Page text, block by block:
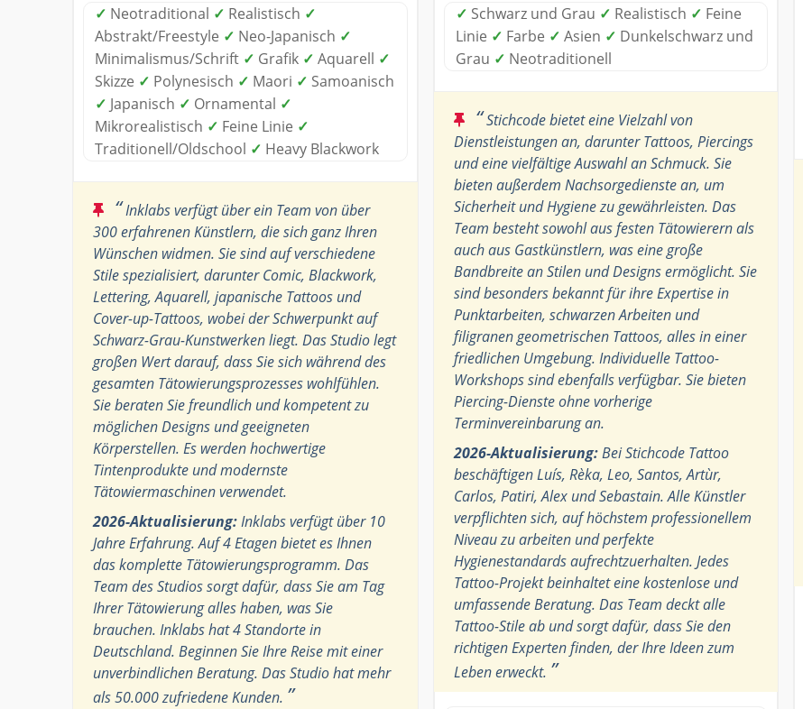
✓ Neotraditional ✓ Realistisch ✓
Abstrakt/Freestyle ✓ Neo-Japanisch ✓
Minimalismus/Schrift ✓ Grafik ✓ Aquarell ✓
Skizze ✓ Polynesisch ✓ Maori ✓ Samoanisch
✓ Japanisch ✓ Ornamental ✓
Mikrorealistisch ✓ Feine Linie ✓
Traditionell/Oldschool ✓ Heavy Blackwork
“Inklabs verfügt über ein Team von über
300 erfahrenen Künstlern, die sich ganz Ihren
Wünschen widmen. Sie sind auf verschiedene
Stile spezialisiert, darunter Comic, Blackwork,
Lettering, Aquarell, japanische Tattoos und
Cover-up-Tattoos, wobei der Schwerpunkt auf
Schwarz-Grau-Kunstwerken liegt. Das Studio legt
großen Wert darauf, dass Sie sich während des
gesamten Tätowierungsprozesses wohlfühlen.
Sie beraten Sie freundlich und kompetent zu
möglichen Designs und geeigneten
Körperstellen. Es werden hochwertige
Tintenprodukte und modernste
Tätowiermaschinen verwendet.
2026-Aktualisierung:Inklabs verfügt über 10
Jahre Erfahrung. Auf 4 Etagen bietet es Ihnen
das komplette Tätowierungsprogramm. Das
Team des Studios sorgt dafür, dass Sie am Tag
Ihrer Tätowierung alles haben, was Sie
brauchen. Inklabs hat 4 Standorte in
Deutschland. Beginnen Sie Ihre Reise mit einer
unverbindlichen Beratung. Das Studio hat mehr
als 50.000 zufriedene Kunden. ”
✓ Schwarz und Grau ✓ Realistisch ✓ Feine
Linie ✓ Farbe ✓ Asien ✓ Dunkelschwarz und
Grau ✓ Neotraditionell
“Stichcode bietet eine Vielzahl von
Dienstleistungen an, darunter Tattoos, Piercings
und eine vielfältige Auswahl an Schmuck. Sie
bieten außerdem Nachsorgedienste an, um
Sicherheit und Hygiene zu gewährleisten. Das
Team besteht sowohl aus festen Tätowierern als
auch aus Gastkünstlern, was eine große
Bandbreite an Stilen und Designs ermöglicht. Sie
sind besonders bekannt für ihre Expertise in
Punktarbeiten, schwarzen Arbeiten und
filigranen geometrischen Tattoos, alles in einer
friedlichen Umgebung. Individuelle Tattoo-
Workshops sind ebenfalls verfügbar. Sie bieten
Piercing-Dienste ohne vorherige
Terminvereinbarung an.
2026-Aktualisierung:Bei Stichcode Tattoo
beschäftigen Luís, Rèka, Leo, Santos, Artùr,
Carlos, Patiri, Alex und Sebastain. Alle Künstler
verpflichten sich, auf höchstem professionellem
Niveau zu arbeiten und perfekte
Hygienestandards aufrechtzuerhalten. Jedes
Tattoo-Projekt beinhaltet eine kostenlose und
umfassende Beratung. Das Team deckt alle
Tattoo-Stile ab und sorgt dafür, dass Sie den
richtigen Experten finden, der Ihre Ideen zum
Leben erweckt. ”